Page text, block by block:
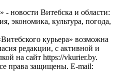
- новости Витебска и области:
экономика, культура, погода,
курьера» возможна
редакции, с активной и
на сайт https://vkurier.by.
права защищены. E-mail: